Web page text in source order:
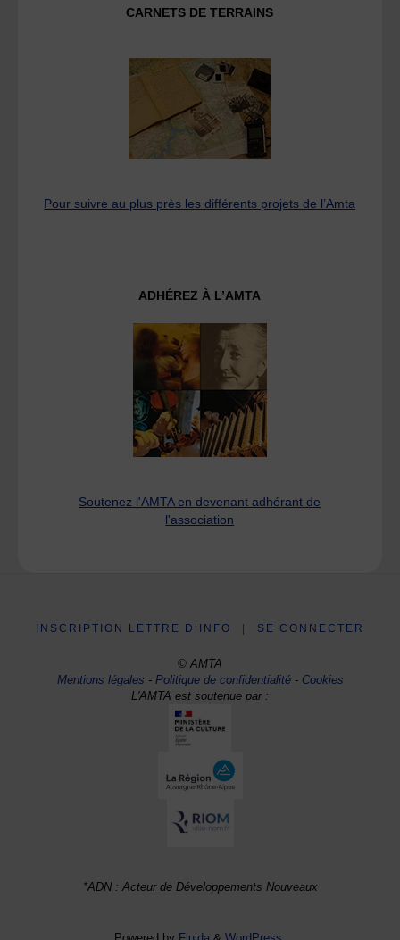
CARNETS DE TERRAINS
Pour suivre au plus près les différents projets de l’Amta
ADHÉREZ À L’AMTA
Soutenez l'AMTA en devenant adhérant de
l'association
INSCRIPTION LETTRE D’INFO SE CONNECTER
© AMTA
Mentions légales -Politique de confidentialité- Cookies
L'AMTA est soutenue par :
*ADN : Acteur de Développements Nouveaux